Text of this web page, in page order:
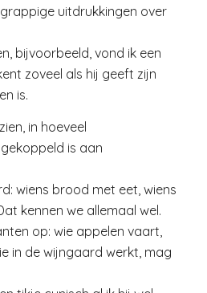
uitdrukkingen over
bijvoorbeeld, vond ik een
zoveel als hij geeft zijn
is.
in hoeveel
is aan
wiens brood met eet, wiens
kennen we allemaal wel.
op: wie appelen vaart,
in de wijngaard werkt, mag